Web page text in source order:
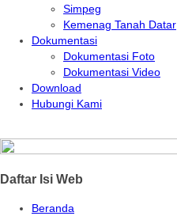
Simpeg
Kemenag Tanah Datar
Dokumentasi
Dokumentasi Foto
Dokumentasi Video
Download
Hubungi Kami
Daftar Isi Web
Beranda